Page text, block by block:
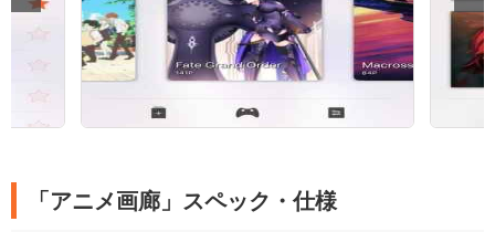
「アニメ画廊」スペック・仕様